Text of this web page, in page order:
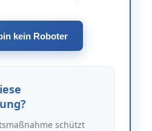
kein Roboter
schützt